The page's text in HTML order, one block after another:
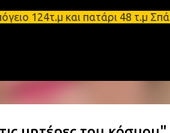
στο κύριο περιεχόμενο
και πατάρι 48 τ.μ